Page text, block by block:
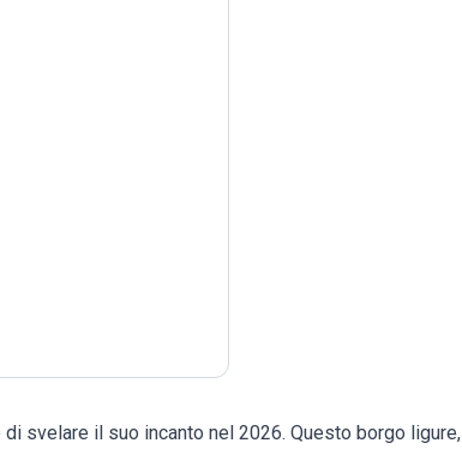
svelare il suo incanto nel 2026. Questo borgo ligure,